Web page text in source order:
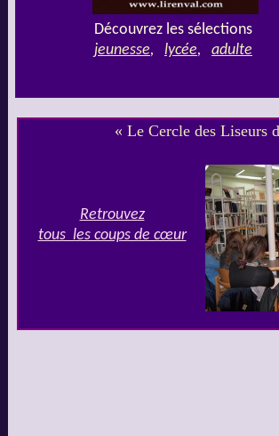
Retrouvez
tous les coups de cœur
« Le Cercle des Liseurs
Découvrez les sélections
jeunesse, lycée, adulte